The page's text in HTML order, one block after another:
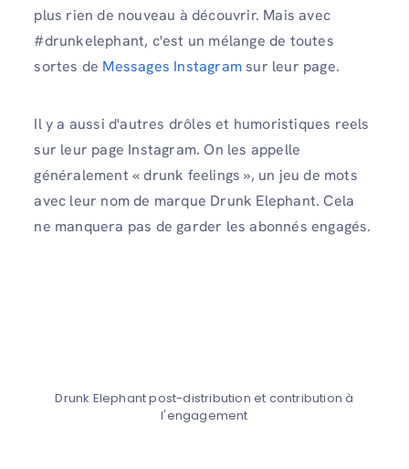
plus rien de nouveau à découvrir. Mais avec
#drunkelephant, c'est un mélange de toutes
sortes de Messages Instagramsur leur page.
Il y a aussi d'autres drôles et humoristiques reels
sur leur page Instagram. On les appelle
généralement « drunk feelings », un jeu de mots
avec leur nom de marque Drunk Elephant. Cela
ne manquera pas de garder les abonnés engagés.
Drunk Elephant post-distribution et contribution à
l'engagement